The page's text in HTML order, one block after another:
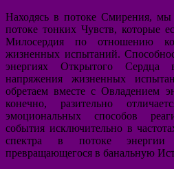
Находясь в потоке Смирения,
потоке тонких Чувств, которые
Милосердия по отношению
жизненных испытаний.
энергиях Открытого
напряжения жизненных
обретаем вместе с Овладением
конечно, разительно
эмоциональных способов
события исключительно в
спектра в потоке энергии
превращающегося в банальную